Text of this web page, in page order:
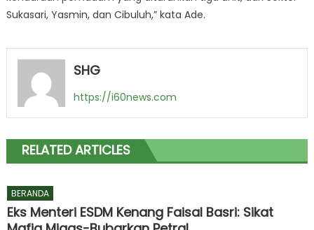
Sukasari, Yasmin, dan Cibuluh,” kata Ade.
SHG
https://i60news.com
RELATED ARTICLES
BERANDA
Eks Menteri ESDM Kenang Faisal Basri: Sikat